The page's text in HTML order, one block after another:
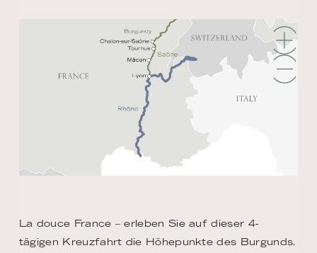
La douce France – erleben Sie auf dieser 4-
tägigen Kreuzfahrt die Höhepunkte des Burgunds.